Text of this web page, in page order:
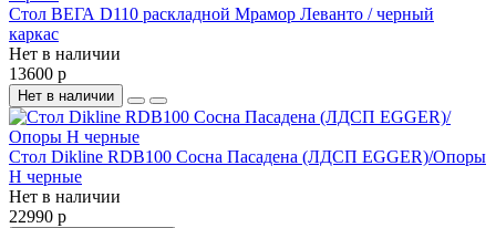
Стол ВЕГА D110 раскладной Мрамор Леванто / черный
каркас
Нет в наличии
13600 р
Нет в наличии
Стол Dikline RDB100 Сосна Пасадена (ЛДСП EGGER)/Опоры
H черные
Нет в наличии
22990 р